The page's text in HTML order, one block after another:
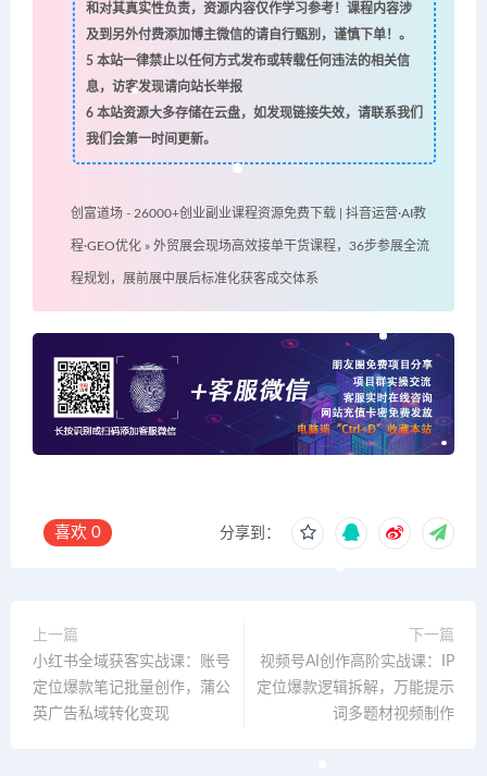
和对其真实性负责，资源内容仅作学习参考！课程内容涉
及到另外付费添加博主微信的请自行甄别，谨慎下单！。
5本站一律禁止以任何方式发布或转载任何违法的相关信
息，访客发现请向站长举报
6本站资源大多存储在云盘，如发现链接失效，请联系我们
我们会第一时间更新。
创富道场 - 26000+创业副业课程资源免费下载 | 抖音运营·AI教
程·GEO优化 » 外贸展会现场高效接单干货课程，36步参展全流
程规划，展前展中展后标准化获客成交体系
喜欢 0 分享到：
上一篇
小红书全域获客实战课：账号
定位爆款笔记批量创作，蒲公
英广告私域转化变现
下一篇
视频号AI创作高阶实战课：IP
定位爆款逻辑拆解，万能提示
词多题材视频制作